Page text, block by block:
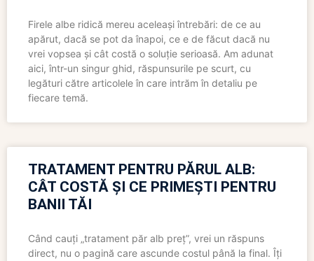
Firele albe ridică mereu aceleași întrebări: de ce au
apărut, dacă se pot da înapoi, ce e de făcut dacă nu
vrei vopsea și cât costă o soluție serioasă. Am adunat
aici, într-un singur ghid, răspunsurile pe scurt, cu
legături către articolele în care intrăm în detaliu pe
fiecare temă.
TRATAMENT PENTRU PĂRUL ALB:
CÂT COSTĂ ȘI CE PRIMEȘTI PENTRU
BANII TĂI
Când cauți „tratament păr alb preț”, vrei un răspuns
direct, nu o pagină care ascunde costul până la final. Îți